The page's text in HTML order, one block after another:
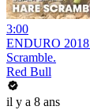
3:00
ENDURO
Scramble.
Red Bull
il y a 8 ans